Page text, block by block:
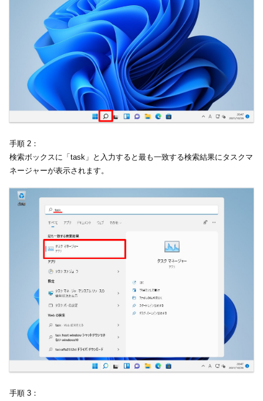
手順 2：
検索ボックスに「task」と入力すると最も一致する検索結果にタスクマ
ネージャーが表示されます。
手順 3：